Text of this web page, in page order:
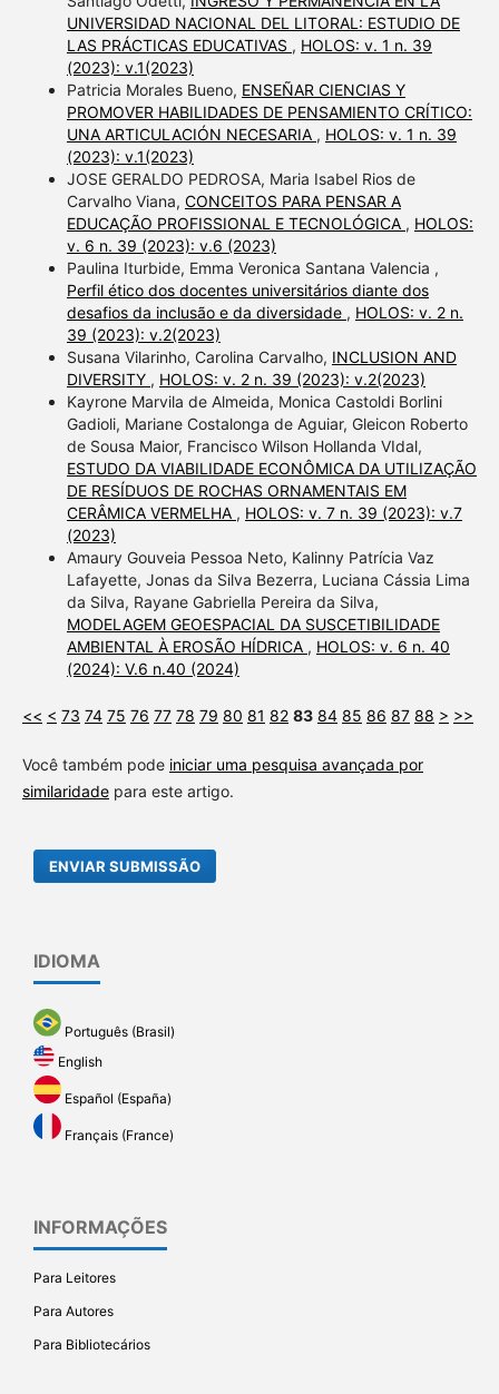
UNIVERSIDAD NACIONAL DEL LITORAL: ESTUDIO DE
LAS PRÁCTICAS EDUCATIVAS , HOLOS: v. 1 n. 39
(2023): v.1(2023)
Patricia Morales Bueno, ENSEÑAR CIENCIAS Y
PROMOVER HABILIDADES DE PENSAMIENTO CRÍTICO:
UNA ARTICULACIÓN NECESARIA , HOLOS: v. 1 n. 39
(2023): v.1(2023)
JOSE GERALDO PEDROSA, Maria Isabel Rios de
Carvalho Viana, CONCEITOS PARA PENSAR A
EDUCAÇÃO PROFISSIONAL E TECNOLÓGICA , HOLOS:
v. 6 n. 39 (2023): v.6 (2023)
Paulina Iturbide, Emma Veronica Santana Valencia ,
Perfil ético dos docentes universitários diante dos
desafios da inclusão e da diversidade , HOLOS: v. 2 n.
39 (2023): v.2(2023)
Susana Vilarinho, Carolina Carvalho, INCLUSION AND
DIVERSITY , HOLOS: v. 2 n. 39 (2023): v.2(2023)
Kayrone Marvila de Almeida, Monica Castoldi Borlini
Gadioli, Mariane Costalonga de Aguiar, Gleicon Roberto
de Sousa Maior, Francisco Wilson Hollanda VIdal,
ESTUDO DA VIABILIDADE ECONÔMICA DA UTILIZAÇÃO
DE RESÍDUOS DE ROCHAS ORNAMENTAIS EM
CERÂMICA VERMELHA , HOLOS: v. 7 n. 39 (2023): v.7
(2023)
Amaury Gouveia Pessoa Neto, Kalinny Patrícia Vaz
Lafayette, Jonas da Silva Bezerra, Luciana Cássia Lima
da Silva, Rayane Gabriella Pereira da Silva,
MODELAGEM GEOESPACIAL DA SUSCETIBILIDADE
AMBIENTAL À EROSÃO HÍDRICA , HOLOS: v. 6 n. 40
(2024): V.6 n.40 (2024)
<< < 73 74 75 76 77 78 79 80 81 82 83 84 85 86 87 88 > >>
Você também pode iniciar uma pesquisa avançada por
similaridadepara este artigo.
ENVIAR SUBMISSÃO
IDIOMA
Português (Brasil)
English
Español (España)
Français (France)
INFORMAÇÕES
Para Leitores
Para Autores
Para Bibliotecários